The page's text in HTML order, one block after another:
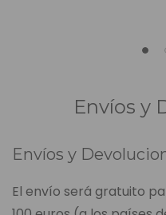
Envíos y
Envíos y
El envío será gratuito